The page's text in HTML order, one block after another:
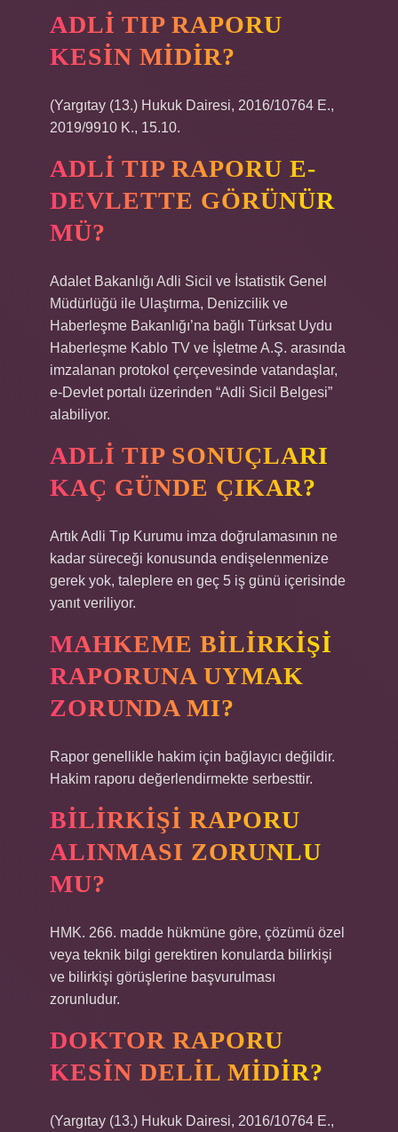
ADLI TIP RAPORU
KESIN MIDIR?
(Yargıtay (13.) Hukuk Dairesi, 2016/10764 E.,
2019/9910 K., 15.10.
ADLI TIP RAPORU E-
DEVLETTE GÖRÜNÜR
MÜ?
Adalet Bakanlığı Adli Sicil ve İstatistik Genel
Müdürlüğü ile Ulaştırma, Denizcilik ve
Haberleşme Bakanlığı’na bağlı Türksat Uydu
Haberleşme Kablo TV ve İşletme A.Ş. arasında
imzalanan protokol çerçevesinde vatandaşlar,
e-Devlet portalı üzerinden “Adli Sicil Belgesi”
alabiliyor.
ADLI TIP SONUÇLARI
KAÇ GÜNDE ÇIKAR?
Artık Adli Tıp Kurumu imza doğrulamasının ne
kadar süreceği konusunda endişelenmenize
gerek yok, taleplere en geç 5 iş günü içerisinde
yanıt veriliyor.
MAHKEME BILIRKIŞI
RAPORUNA UYMAK
ZORUNDA MI?
Rapor genellikle hakim için bağlayıcı değildir.
Hakim raporu değerlendirmekte serbesttir.
BILIRKIŞI RAPORU
ALINMASI ZORUNLU
MU?
HMK. 266. madde hükmüne göre, çözümü özel
veya teknik bilgi gerektiren konularda bilirkişi
ve bilirkişi görüşlerine başvurulması
zorunludur.
DOKTOR RAPORU
KESIN DELIL MIDIR?
(Yargıtay (13.) Hukuk Dairesi, 2016/10764 E.,